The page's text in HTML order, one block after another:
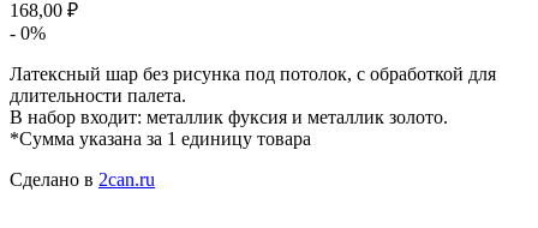
168,00 ₽
- 0%
Латексный шар без рисунка под потолок, с обработкой для
длительности палета.
В набор входит: металлик фуксия и металлик золото.
*Сумма указана за 1 единицу товара
Сделано в 2can.ru